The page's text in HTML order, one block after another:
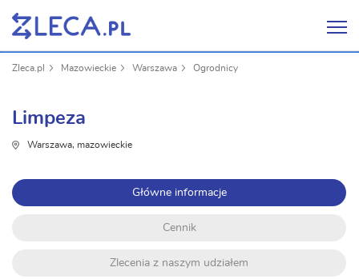
Zleca.pl Mazowieckie Warszawa Ogrodnicy
Limpeza
Warszawa, mazowieckie
Główne informacje
Cennik
Zlecenia z naszym udziałem